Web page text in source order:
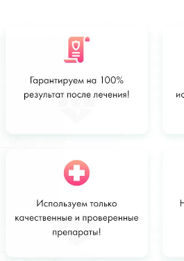
Стоимость
от 2400 руб